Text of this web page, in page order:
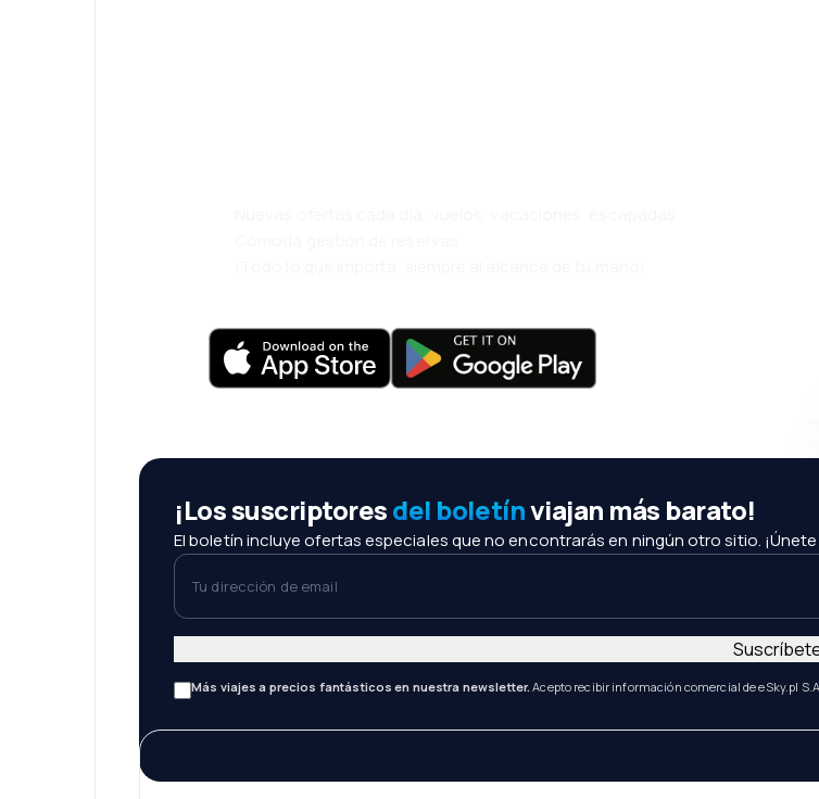
¡Los suscriptoresdel boletínviajan más barato!
El boletín incluye ofertas especiales que no encontrarás en ningún otro sitio.
Tu dirección de email
Más viajes a precios fantásticos en nuestra newsletter. Acepto recibir información comercial de eSky.pl